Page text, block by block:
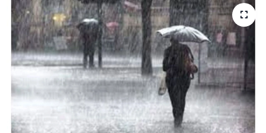
MAGAZİN
ÖZEL HABER
SAĞLIK